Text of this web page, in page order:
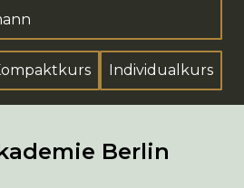
Individualkurs
Berlin